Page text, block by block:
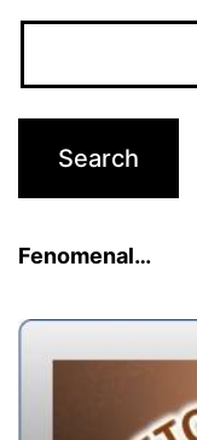
Fenomenal…